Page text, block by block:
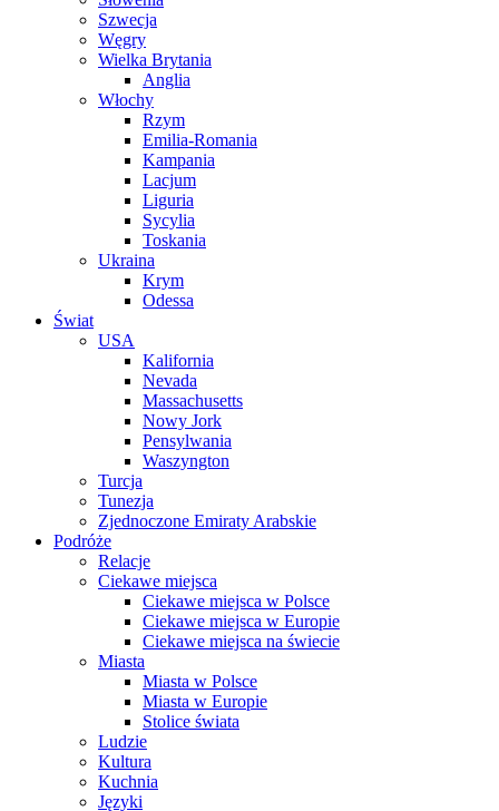
Szwecja
Węgry
Wielka Brytania
Anglia
Włochy
Rzym
Emilia-Romania
Kampania
Lacjum
Liguria
Sycylia
Toskania
Ukraina
Krym
Odessa
Świat
USA
Kalifornia
Nevada
Massachusetts
Nowy Jork
Pensylwania
Waszyngton
Turcja
Tunezja
Zjednoczone Emiraty Arabskie
Podróże
Relacje
Ciekawe miejsca
Ciekawe miejsca w Polsce
Ciekawe miejsca w Europie
Ciekawe miejsca na świecie
Miasta
Miasta w Polsce
Miasta w Europie
Stolice świata
Ludzie
Kultura
Kuchnia
Języki